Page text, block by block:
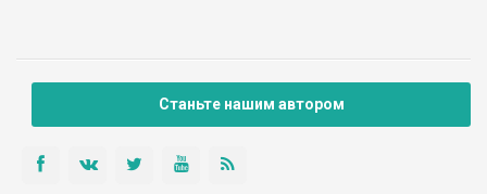
Станьте нашим автором